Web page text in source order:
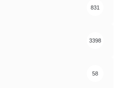
831
3398
58